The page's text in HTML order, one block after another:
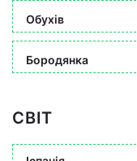
Обухів
Бородянка
СВІТ